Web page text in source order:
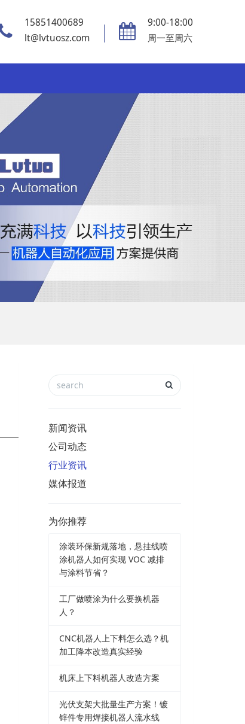
15851400689
lt@lvtuosz.com
9:00-18:00
周一至周六
新闻资讯
公司动态
行业资讯
媒体报道
为你推荐
涂装环保新规落地，悬挂线喷
涂机器人如何实现 VOC 减排
与涂料节省？
工厂做喷涂为什么要换机器
人？
CNC机器人上下料怎么选？机
加工降本改造真实经验
机床上下料机器人改造方案
光伏支架大批量生产方案！镀
锌件专用焊接机器人流水线